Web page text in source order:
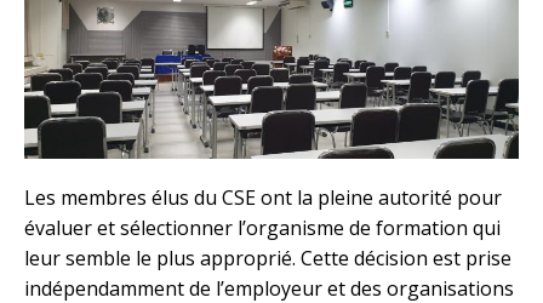
Les membres élus du CSE ont la pleine autorité pour
évaluer et sélectionner l’organisme de formation qui
leur semble le plus approprié. Cette décision est prise
indépendamment de l’employeur et des organisations